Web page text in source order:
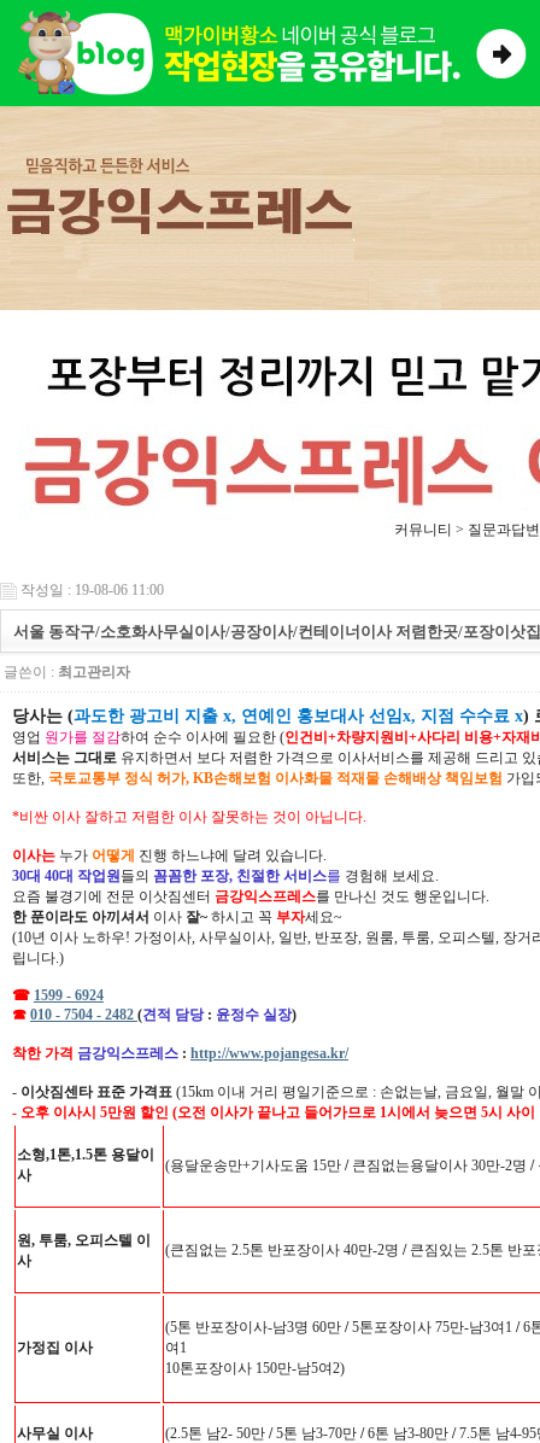
커뮤니티 > 질문과답변
작성일 : 19-08-06 11:00
서울 동작구/소호화사무실이사/공장이사/컨테이너이사 저렴한곳/포장이삿
글쓴이 : 최고관리자
당사는 (과도한 광고비 지출 x, 연예인 홍보대사 선임x, 지점 수수료 x)
영업 원가를 절감하여 순수 이사에 필요한 (인건비+차량지원비+사다리 비용+자재
서비스는 그대로 유지하면서 보다 저렴한 가격으로 이사서비스를 제공해 드리고 있
또한, 국토교통부 정식 허가, KB손해보험 이사화물 적재물 손해배상 책임보험 가입
*비싼 이사 잘하고 저렴한 이사 잘못하는 것이 아닙니다.
이사는 누가 어떻게 진행 하느냐에 달려 있습니다.
30대 40대 작업원들의 꼼꼼한 포장, 친절한 서비스를 경험해 보세요.
요즘 불경기에 전문 이삿짐센터 금강익스프레스를 만나신 것도 행운입니다.
한 푼이라도 아끼셔서 이사 잘~ 하시고 꼭 부자세요~
(10년 이사 노하우! 가정이사, 사무실이사, 일반, 반포장, 원룸, 투룸, 오피스텔, 장
립니다.)
☎ 1599 - 6924
☎ 010 - 7504 - 2482 (견적 담당 : 윤정수 실장)
착한 가격 금강익스프레스 : http://www.pojangesa.kr/
- 이삿짐센타 표준 가격표 (15km 이내 거리 평일기준으로 : 손없는날, 금요일, 월말
- 오후 이사시 5만원 할인 (오전 이사가 끝나고 들어가므로 1시에서 늦으면 5시 사
소형,1톤,1.5톤 용달이
사
(용달운송만+기사도움 15만 /큰짐없는용달이사 30만-2명 /
원, 투룸, 오피스텔 이
사
(큰짐없는 2.5톤 반포장이사 40만-2명 /큰짐있는 2.5톤 반포
가정집 이사
(5톤 반포장이사-남3명 60만 /5톤포장이사 75만-남3여1 /6
여1
10톤포장이사 150만-남5여2)
사무실 이사 (2.5톤 남2- 50만 /5톤 남3-70만 /6톤 남3-80만 /7.5톤 남4-